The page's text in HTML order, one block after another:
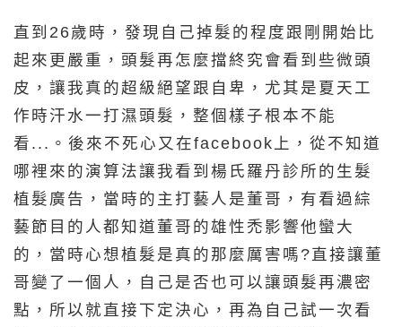
直到26歲時，發現自己掉髮的程度跟剛開始比
起來更嚴重，頭髮再怎麼擋終究會看到些微頭
皮，讓我真的超級絕望跟自卑，尤其是夏天工
作時汗水一打濕頭髮，整個樣子根本不能
看...。後來不死心又在facebook上，從不知道
哪裡來的演算法讓我看到楊氏羅丹診所的生髮
植髮廣告，當時的主打藝人是董哥，有看過綜
藝節目的人都知道董哥的雄性禿影響他蠻大
的，當時心想植髮是真的那麼厲害嗎?直接讓董
哥變了一個人，自己是否也可以讓頭髮再濃密
點，所以就直接下定決心，再為自己試一次看